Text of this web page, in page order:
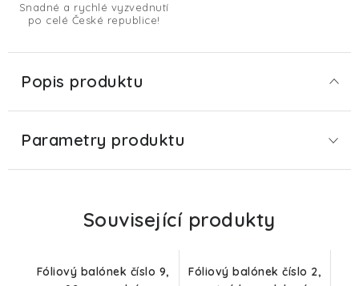
Snadné a rychlé vyzvednutí
po celé České republice!
Popis produktu
Parametry produktu
Související produkty
Fóliový balónek číslo 9,
Fóliový balónek číslo 2,